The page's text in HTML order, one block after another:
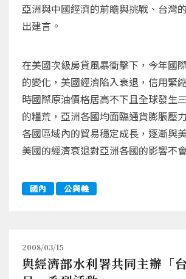
亞洲與中國經濟的前瞻與挑戰、台灣
出建言。
在美國次級房貸風暴衝擊下，今年國
的變化，美國經濟陷入衰退，信用緊
時國際原油價格居高不下且全球發生
的糧荒，亞洲各國均面臨通貨膨脹壓
各國區域內的貿易穩定成長，逐漸與
美國的經濟衰退對亞洲各國的影響不
國內 公與義
2008/03/15
與經濟部水利署共同主辦「